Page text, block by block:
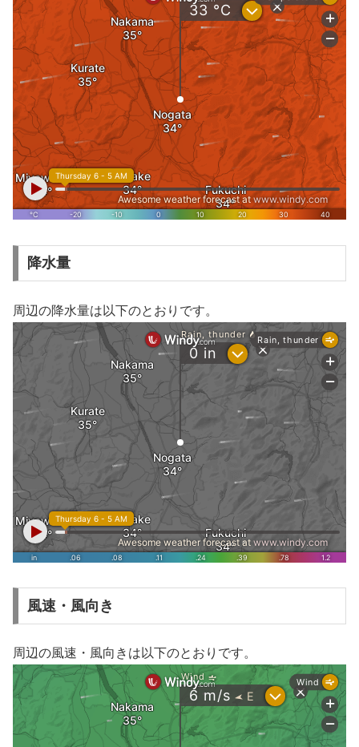
降水量
周辺の降水量は以下のとおりです。
風速・風向き
周辺の風速・風向きは以下のとおりです。